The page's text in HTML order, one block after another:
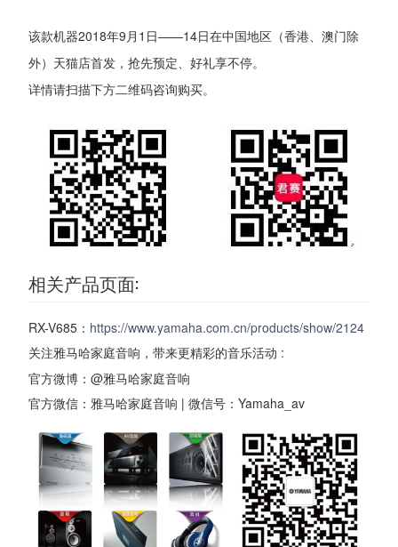
该款机器2018年9月1日——14日在中国地区（香港、澳门除
外）天猫店首发，抢先预定、好礼享不停。
详情请扫描下方二维码咨询购买。
相关产品页面:
RX-V685： https://www.yamaha.com.cn/products/show/2124
关注雅马哈家庭音响，带来更精彩的音乐活动 :
官方微博：@雅马哈家庭音响
官方微信：雅马哈家庭音响 | 微信号：Yamaha_av